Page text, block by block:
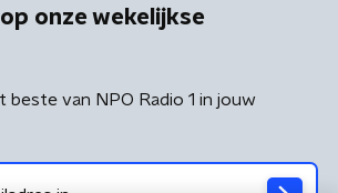
onze wekelijkse
beste van NPO Radio 1 in jouw